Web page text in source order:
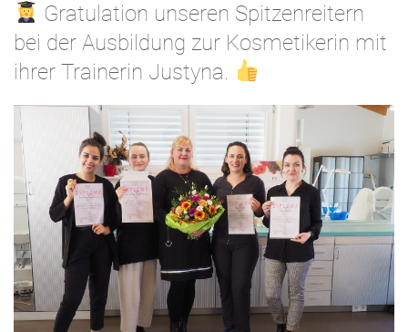
Gratulation unseren Spitzenreitern
bei der Ausbildung zur Kosmetikerin mit
ihrer Trainerin Justyna.